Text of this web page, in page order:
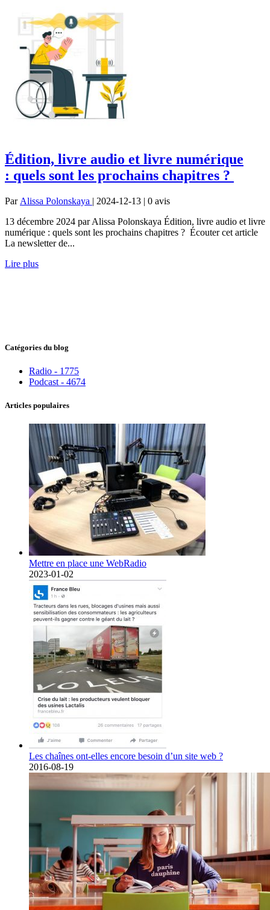
Édition, livre audio et livre numérique
: quels sont les prochains chapitres ?
Par Alissa Polonskaya | 2024-12-13 | 0 avis
13 décembre 2024 par Alissa Polonskaya Édition, livre audio et livre
numérique : quels sont les prochains chapitres ? Écouter cet article
La newsletter de...
Lire plus
Catégories du blog
Radio - 1775
Podcast - 4674
Articles populaires
Mettre en place une WebRadio
2023-01-02
Les chaînes ont-elles encore besoin d’un site web ?
2016-08-19